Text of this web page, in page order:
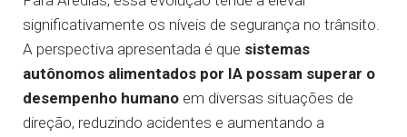
significativamente os níveis de segurança no trânsito.
A perspectiva apresentada é que sistemas
autônomos alimentados por IA possam superar o
desempenho humano em diversas situações de
direção, reduzindo acidentes e aumentando a